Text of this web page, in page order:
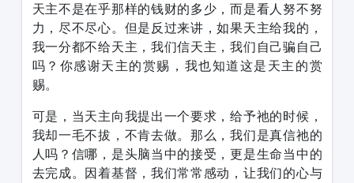
天主不是在乎那样的钱财的多少，而是看人努不努
力，尽不尽心。但是反过来讲，如果天主给我的，
我一分都不给天主，我们信天主，我们自己骗自己
吗？你感谢天主的赏赐，我也知道这是天主的赏
赐。
可是，当天主向我提出一个要求，给予祂的时候，
我却一毛不拔，不肯去做。那么，我们是真信祂的
人吗？信哪，是头脑当中的接受，更是生命当中的
去完成。因着基督，我们常常感动，让我们的心与